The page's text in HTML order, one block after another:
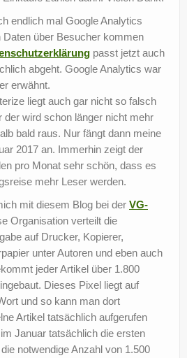
endlich mal Google Analytics
Daten über Besucher kommen
passt jetzt auch
abgeht. Google Analytics war
erwähnt.
liegt auch gar nicht so falsch
der wird schon länger nicht mehr
bald raus. Nur fängt dann meine
2017 an. Immerhin zeigt der
pro Monat sehr schön, dass es
mehr Leser werden.
mit diesem Blog bei der VG-
Organisation verteilt die
auf Drucker, Kopierer,
unter Autoren und eben auch
jeder Artikel über 1.800
Dieses Pixel liegt auf
und so kann man dort
Artikel tatsächlich aufgerufen
Januar tatsächlich die ersten
notwendige Anzahl von 1.500